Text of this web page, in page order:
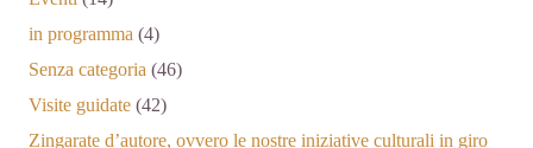
in programma (4)
Senza categoria (46)
Visite guidate (42)
Zingarate d’autore, ovvero le nostre iniziative culturali in giro